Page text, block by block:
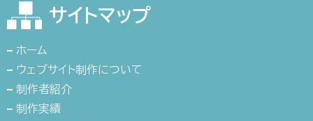
サイトマップ
ホーム
ウェブサイト制作について
制作者紹介
制作実績